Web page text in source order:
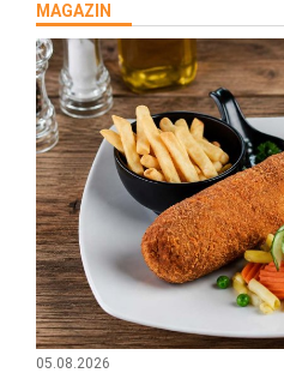
MAGAZIN
05.08.2026